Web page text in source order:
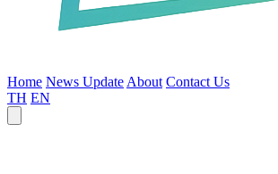
Home News Update About Contact Us
TH EN